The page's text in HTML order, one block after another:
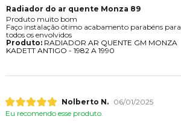
Radiador do ar quente Monza 89
Produto muito bom
Faço instalação ótimo acabamento parabéns para
todos os envolvidos
Produto:RADIADOR AR QUENTE GM MONZA
KADETT ANTIGO - 1982 A 1990
Nolberto N.
06/01/2025
Eu recomendo esse produto.